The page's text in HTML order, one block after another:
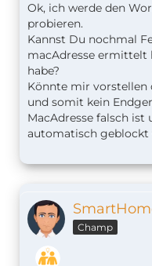
Ok, ich werde den
probieren.
Kannst Du nochmal
macAdresse ermittelt
habe?
Könnte mir vorstellen
und somit kein
MacAdresse falsch ist
automatisch geblockt
Champ